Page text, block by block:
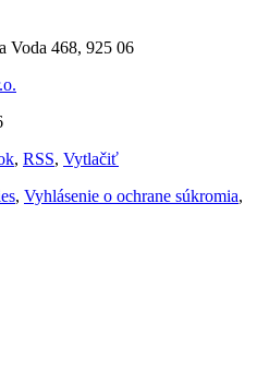
Voda 468, 925 06
, RSS, Vytlačiť
, Vyhlásenie o ochrane súkromia,